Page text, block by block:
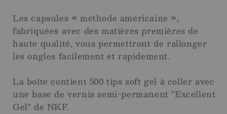
Les capsules « méthode américaine »,
fabriquées avec des matières premières de
haute qualité, vous permettront de rallonger
les ongles facilement et rapidement.
La boîte contient 500 tips soft gel à coller avec
une base de vernis semi-permanent "Excellent
Gel" de NKF.